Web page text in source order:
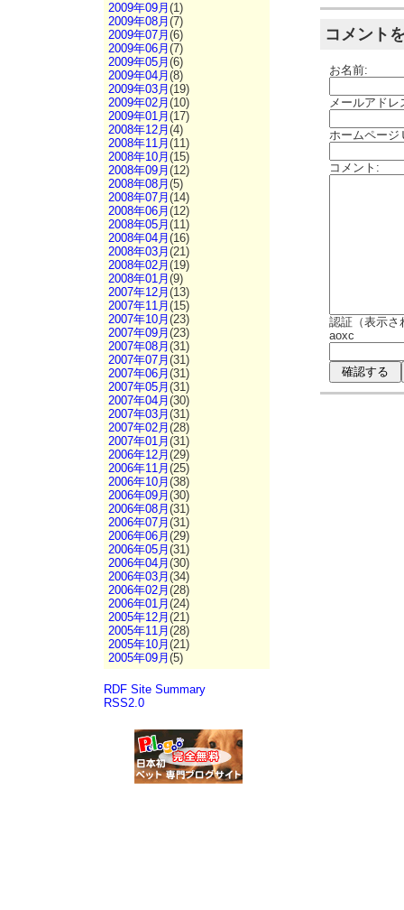
2009年09月 (1)
2009年08月 (7)
2009年07月 (6)
2009年06月 (7)
2009年05月 (6)
2009年04月 (8)
2009年03月 (19)
2009年02月 (10)
2009年01月 (17)
2008年12月 (4)
2008年11月 (11)
2008年10月 (15)
2008年09月 (12)
2008年08月 (5)
2008年07月 (14)
2008年06月 (12)
2008年05月 (11)
2008年04月 (16)
2008年03月 (21)
2008年02月 (19)
2008年01月 (9)
2007年12月 (13)
2007年11月 (15)
2007年10月 (23)
2007年09月 (23)
2007年08月 (31)
2007年07月 (31)
2007年06月 (31)
2007年05月 (31)
2007年04月 (30)
2007年03月 (31)
2007年02月 (28)
2007年01月 (31)
2006年12月 (29)
2006年11月 (25)
2006年10月 (38)
2006年09月 (30)
2006年08月 (31)
2006年07月 (31)
2006年06月 (29)
2006年05月 (31)
2006年04月 (30)
2006年03月 (34)
2006年02月 (28)
2006年01月 (24)
2005年12月 (21)
2005年11月 (28)
2005年10月 (21)
2005年09月 (5)
RDF Site Summary
RSS2.0
コメント
お名前:
メールアド
ホームページ
コメント:
認証（表示さ
aoxc